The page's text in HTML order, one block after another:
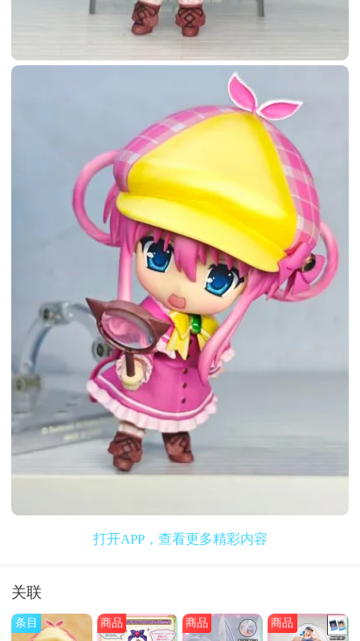
打开APP，查看更多精彩内容
关联
条目 商品 商品 商品